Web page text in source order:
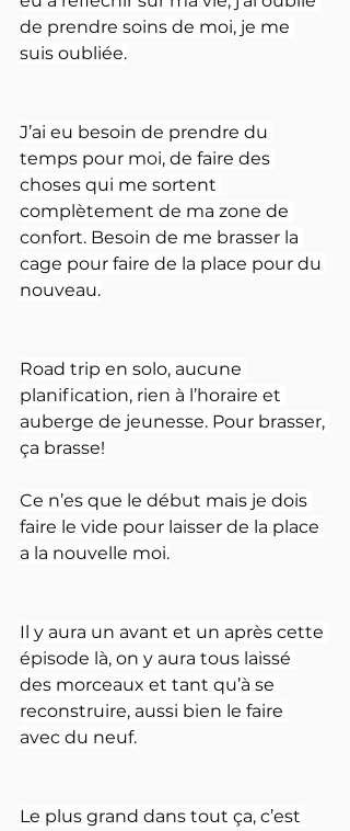
de prendre soins de moi, je me
suis oubliée.
J’ai eu besoin de prendre du
temps pour moi, de faire des
choses qui me sortent
complètement de ma zone de
confort. Besoin de me brasser la
cage pour faire de la place pour du
nouveau.
Road trip en solo, aucune
planification, rien à l’horaire et
auberge de jeunesse. Pour brasser,
ça brasse!
Ce n’es que le début mais je dois
faire le vide pour laisser de la place
a la nouvelle moi.
Il y aura un avant et un après cette
épisode là, on y aura tous laissé
des morceaux et tant qu’à se
reconstruire, aussi bien le faire
avec du neuf.
Le plus grand dans tout ça, c’est